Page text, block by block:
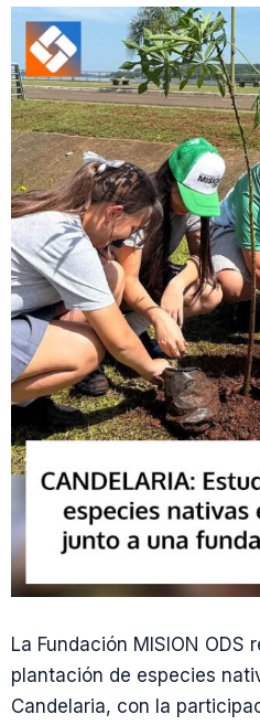
La Fundación MISION ODS
plantación de especies
Candelaria, con la